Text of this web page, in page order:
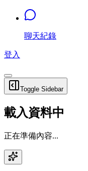
聊天紀錄
登入
Toggle Sidebar
載入資料中
正在準備內容...